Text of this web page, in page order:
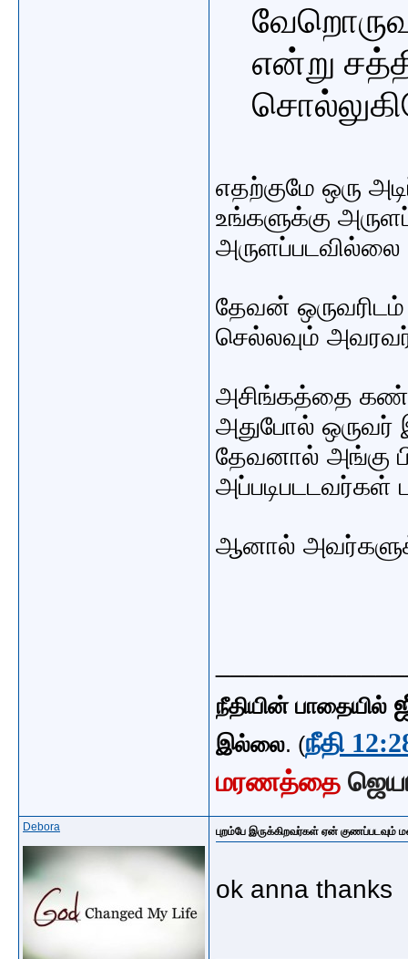
என்று
எதற்குமே ஒரு
உங்களுக்கு
அருளப்படவில்லை
தேவன் ஒருவரிடம்
செல்லவும்
அசிங்கத்தை
அதுபோல் ஒருவர்
தேவனால் அங்கு
அப்படிபடடவர்கள்
ஆனால்
நீதியின் பாதையில்
இல்லை. (நீதி
மரணத்தை
Debora புறம்பே இருக்கிறவர்கள் ஏன் குணப்படவும்
ok anna thanks